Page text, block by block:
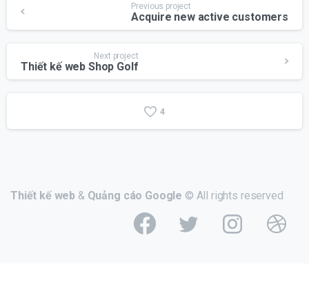
Previous project
Acquire new active customers
Next project
Thiết kế web Shop Golf
4
Thiết kế web & Quảng cáo Google © All rights reserved